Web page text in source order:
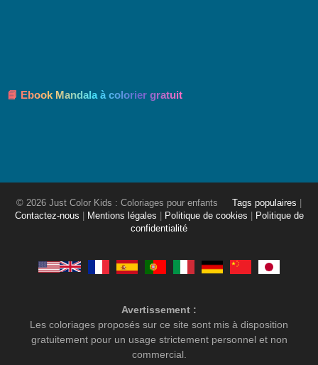
📘 Ebook Mandala à colorier gratuit
© 2026 Just Color Kids : Coloriages pour enfants Tags populaires
Contactez-nous
Mentions légales Politique de cookies
Politique de
confidentialité
Avertissement :
Les coloriages proposés sur ce site sont mis à disposition
gratuitement pour un usage strictement personnel et non
commercial.